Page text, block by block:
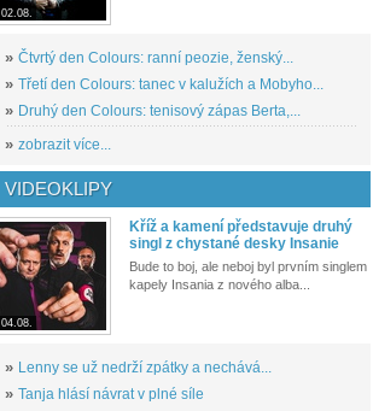
02.08.
» Čtvrtý den Colours: ranní peozie, ženský...
» Třetí den Colours: tanec v kalužích a Mobyho...
» Druhý den Colours: tenisový zápas Berta,...
» zobrazit více...
VIDEOKLIPY
04.08.
Kříž a kamení představuje druhý
singl z chystané desky Insanie
Bude to boj, ale neboj byl prvním singlem
kapely Insania z nového alba...
» Lenny se už nedrží zpátky a nechává...
» Tanja hlásí návrat v plné síle